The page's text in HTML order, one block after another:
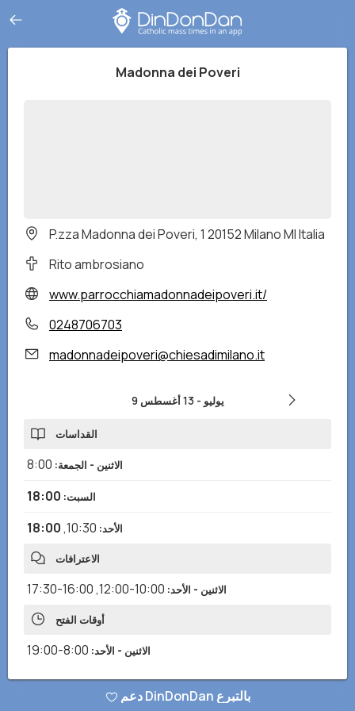
Madonna dei Poveri
P.zza Madonna dei Poveri, 1 20152 Milano MI Italia
Rito ambrosiano
www.parrocchiamadonnadeipoveri.it/
0248706703
madonnadeipoveri@chiesadimilano.it
9 يوليو -13 أغسطس
القداسات
الاثنين - الجمعة:
8:00
السبت:
18:00
الأحد:
10:30
,
18:00
الاعترافات
الاثنين - الأحد:
10:00-12:00
,
16:00-17:30
أوقات الفتح
الاثنين - الأحد:
8:00-19:00
هل لاحظت أي معلومات خاطئة أو مفقودة؟ أرسل لنا تقريرًا وسنصحح في أقرب
دعم DinDonDan بالتبرع